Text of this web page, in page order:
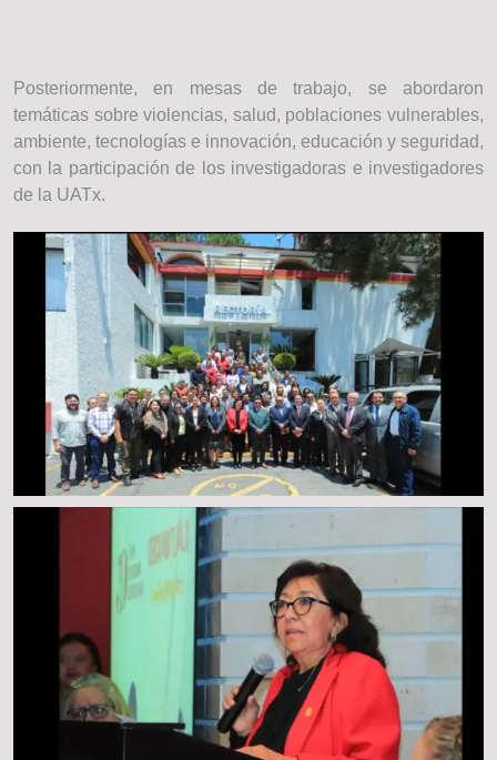
Posteriormente, en mesas de trabajo, se abordaron
temáticas sobre violencias, salud, poblaciones vulnerables,
ambiente, tecnologías e innovación, educación y seguridad,
con la participación de los investigadoras e investigadores
de la UATx.